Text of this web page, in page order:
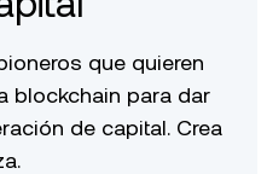
que quieren
blockchain para dar
de capital. Crea